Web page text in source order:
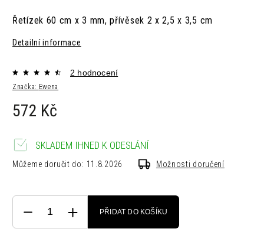
Řetízek 60 cm x 3 mm, přívěsek 2 x 2,5 x 3,5 cm
Detailní informace
Značka: Ewena
2 hodnocení
572 Kč
SKLADEM IHNED K ODESLÁNÍ
Můžeme doručit do: 11.8.2026 Možnosti doručení
PŘIDAT DO KOŠÍKU